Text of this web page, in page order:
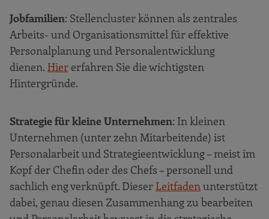
Jobfamilien: Stellencluster können als zentrales
Arbeits- und Organisationsmittel für effektive
Personalplanung und Personalentwicklung
dienen. Hier erfahren Sie die wichtigsten
Hintergründe.
Strategie für kleine Unternehmen: In kleinen
Unternehmen (unter zehn Mitarbeitende) ist
Personalarbeit und Strategieentwicklung – meist im
Kopf der Chefin oder des Chefs – personell und
sachlich eng verknüpft. Dieser Leitfadenunterstützt
dabei, genau diesen Zusammenhang zu bearbeiten